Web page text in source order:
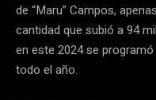
de “Maru” Campos,
cantidad que subió a 94
en este 2024 se
todo el año.